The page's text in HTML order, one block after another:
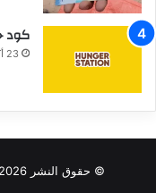
كود
23 أكتوبر، 2024
© حقوق النشر 2026، جميع الحقوق محفوظة |